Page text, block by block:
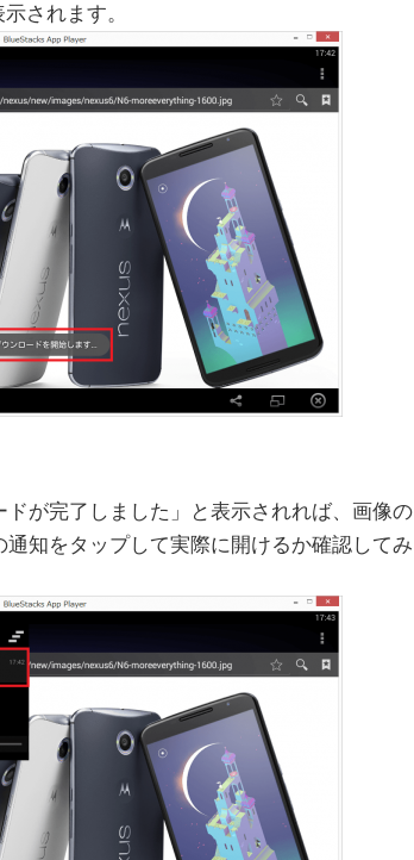
されます。
が完了しました」と表示されれば、画像の
知をタップして実際に開けるか確認してみ